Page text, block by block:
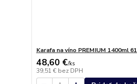
Karafa na víno PREMIUM 1400ml
48,60 €/ks
39,51 € bez DPH